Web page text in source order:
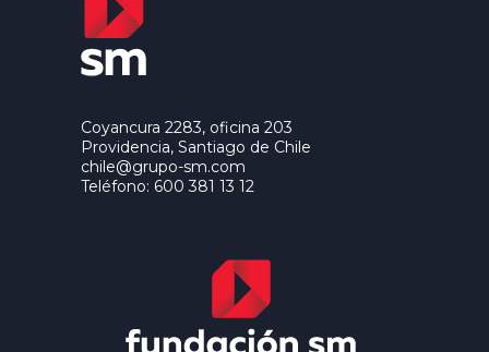
Coyancura 2283, oficina 203
Providencia, Santiago de Chile
chile@grupo-sm.com
Teléfono: 600 381 13 12